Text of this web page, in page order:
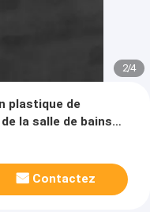
2/4
plastique de
la salle de bains
Contactez